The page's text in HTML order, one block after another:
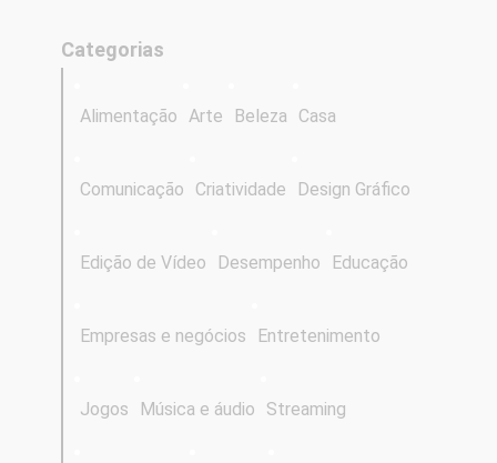
Categorias
Alimentação Arte Beleza Casa
Comunicação Criatividade Design Gráfico
Edição de Vídeo Desempenho Educação
Empresas e negócios Entretenimento
Jogos Música e áudio Streaming